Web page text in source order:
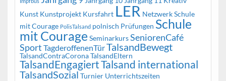
Kunst Kunstprojekt Kursfahrt LER Netzwerk Schule
mit Courage PolisTalsand polnisch Prüfungen Schule
mit Courage SeminarkursSeniorenCafé
Sport TagderoffenenTürTalsandBewegt
TalsandContraCoronaTalsandEltern
TalsandEngagiertTalsand international
TalsandSozial Turnier Unterrichtszeiten